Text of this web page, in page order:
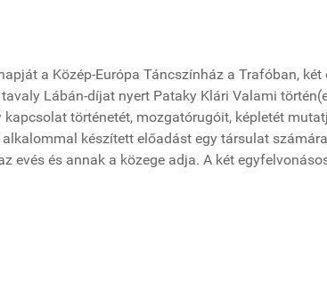
a Közép-Európa Táncszínház a Trafóban, két
Lábán-díjat nyert Pataky Klári Valami
történetét, mozgatórugóit, képletét
készített előadást egy társulat
evés és annak a közege adja. A két